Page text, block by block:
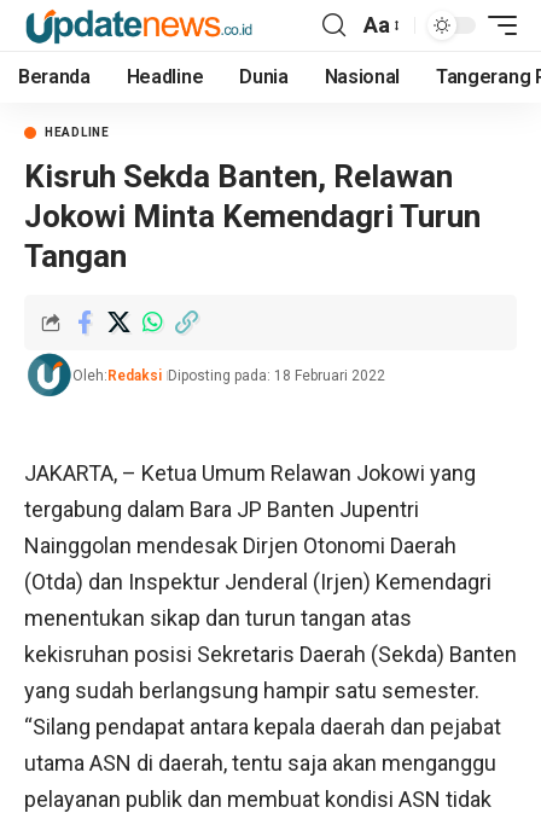
Aa
Beranda Headline Dunia Nasional Tangerang
HEADLINE
Kisruh Sekda Banten, Relawan
Jokowi Minta Kemendagri Turun
Tangan
Oleh: Redaksi Diposting pada: 18 Februari 2022
JAKARTA, – Ketua Umum Relawan Jokowi yang
tergabung dalam Bara JP Banten Jupentri
Nainggolan mendesak Dirjen Otonomi Daerah
(Otda) dan Inspektur Jenderal (Irjen) Kemendagri
menentukan sikap dan turun tangan atas
kekisruhan posisi Sekretaris Daerah (Sekda) Banten
yang sudah berlangsung hampir satu semester.
“Silang pendapat antara kepala daerah dan pejabat
utama ASN di daerah, tentu saja akan menganggu
pelayanan publik dan membuat kondisi ASN tidak